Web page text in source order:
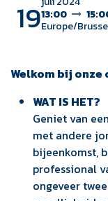
1913:00
Europe/
Welkom bij onze
WAT IS HET?
Geniet van
met andere
bijeenkomst,
professional
ongeveer